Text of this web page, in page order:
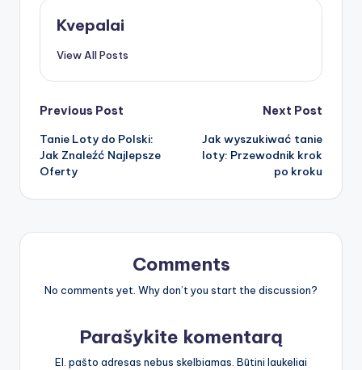
Kvepalai
View All Posts
Post
navigation
Previous Post
Tanie Loty do Polski:
Jak Znaleźć Najlepsze
Oferty
Next Post
Jak wyszukiwać tanie
loty: Przewodnik krok
po kroku
Comments
No comments yet. Why don’t you start the discussion?
Parašykite komentarą
El. pašto adresas nebus skelbiamas. Būtini laukeliai